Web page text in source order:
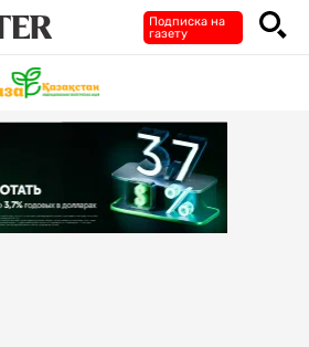
Подписка на
газету